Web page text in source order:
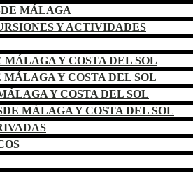
MÁLAGA
Y ACTIVIDADES
MÁLAGA Y COSTA DEL SOL
MÁLAGA Y COSTA DEL SOL
Y COSTA DEL SOL
MÁLAGA Y COSTA DEL SOL